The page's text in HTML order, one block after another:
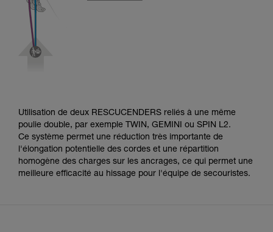
Utilisation de deux RESCUCENDERS reliés à une même
poulie double, par exemple TWIN, GEMINI ou SPIN L2.
Ce système permet une réduction très importante de
l'élongation potentielle des cordes et une répartition
homogène des charges sur les ancrages, ce qui permet une
meilleure efficacité au hissage pour l'équipe de secouristes.